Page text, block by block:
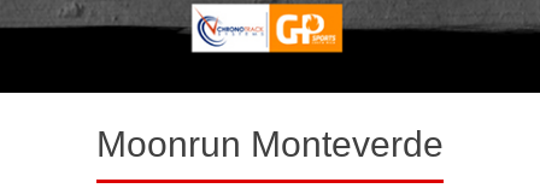
Moonrun Monteverde